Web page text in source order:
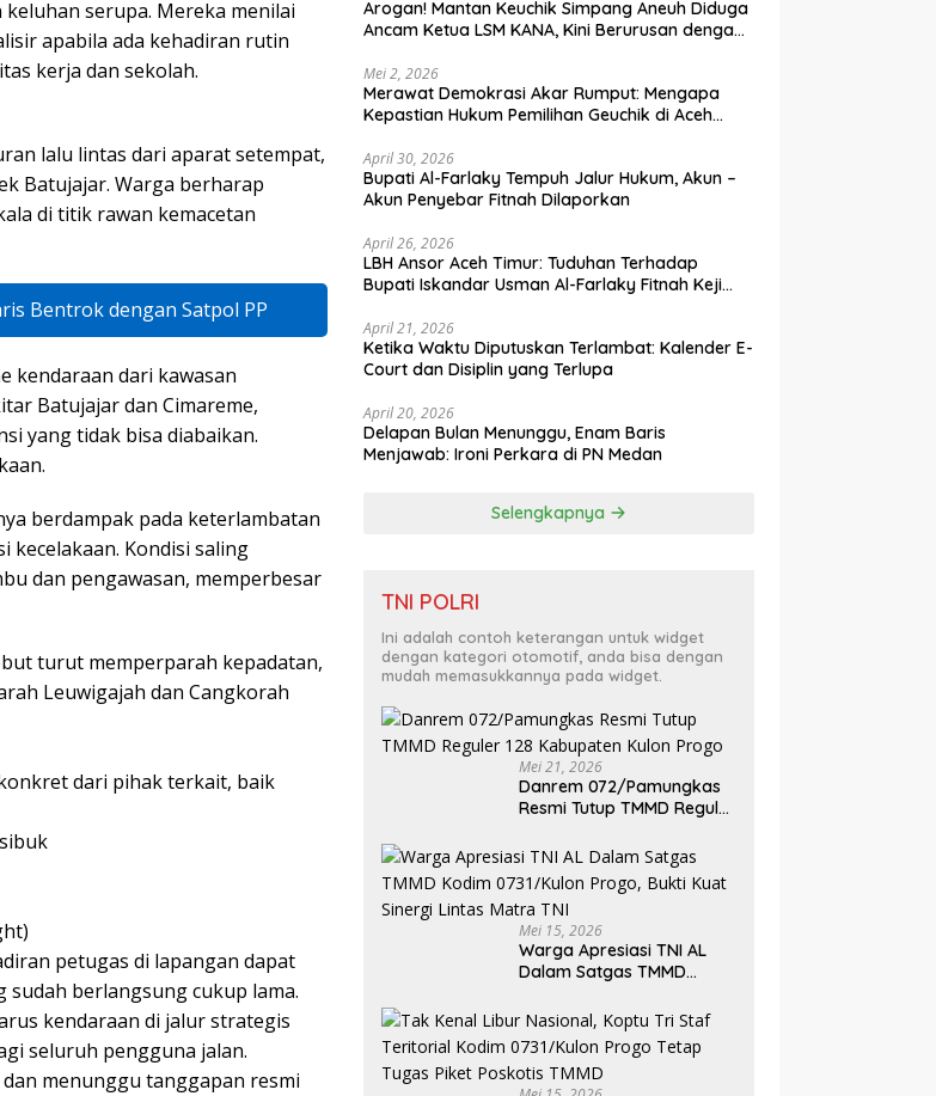
serupa. Mereka menilai
apabila ada kehadiran rutin
kerja dan sekolah.
lalu lintas dari aparat setempat,
Batujajar. Warga berharap
di titik rawan kemacetan
Bentrok dengan Satpol PP
kendaraan dari kawasan
Batujajar dan Cimareme,
yang tidak bisa diabaikan.
berdampak pada keterlambatan
Kondisi saling
dan pengawasan, memperbesar
turut memperparah kepadatan,
Leuwigajah dan Cangkorah
dari pihak terkait, baik
petugas di lapangan dapat
berlangsung cukup lama.
kendaraan di jalur strategis
seluruh pengguna jalan.
menunggu tanggapan resmi
Arogan! Mantan Keuchik Simpang Aneuh Diduga
Ancam Ketua LSM KANA, Kini Berurusan dengan
Mei 2, 2026
Merawat Demokrasi Akar Rumput: Mengapa
Kepastian Hukum Pemilihan Geuchik di Aceh
April 30, 2026
Bupati Al-Farlaky Tempuh Jalur Hukum, Akun –
Akun Penyebar Fitnah Dilaporkan
April 26, 2026
LBH Ansor Aceh Timur: Tuduhan Terhadap
Bupati Iskandar Usman Al-Farlaky Fitnah Keji
April 21, 2026
Ketika Waktu Diputuskan Terlambat: Kalender E-
Court dan Disiplin yang Terlupa
April 20, 2026
Delapan Bulan Menunggu, Enam Baris
Menjawab: Ironi Perkara di PN Medan
Selengkapnya
TNI POLRI
Ini adalah contoh keterangan untuk widget
dengan kategori otomotif, anda bisa dengan
mudah memasukkannya pada widget.
Mei 21, 2026
Danrem 072/Pamungkas
Resmi Tutup TMMD Reguler
Progo
Mei 15, 2026
Warga Apresiasi TNI AL
Dalam Satgas TMMD
Bukti Kuat Sinergi Lintas
Matra TNI